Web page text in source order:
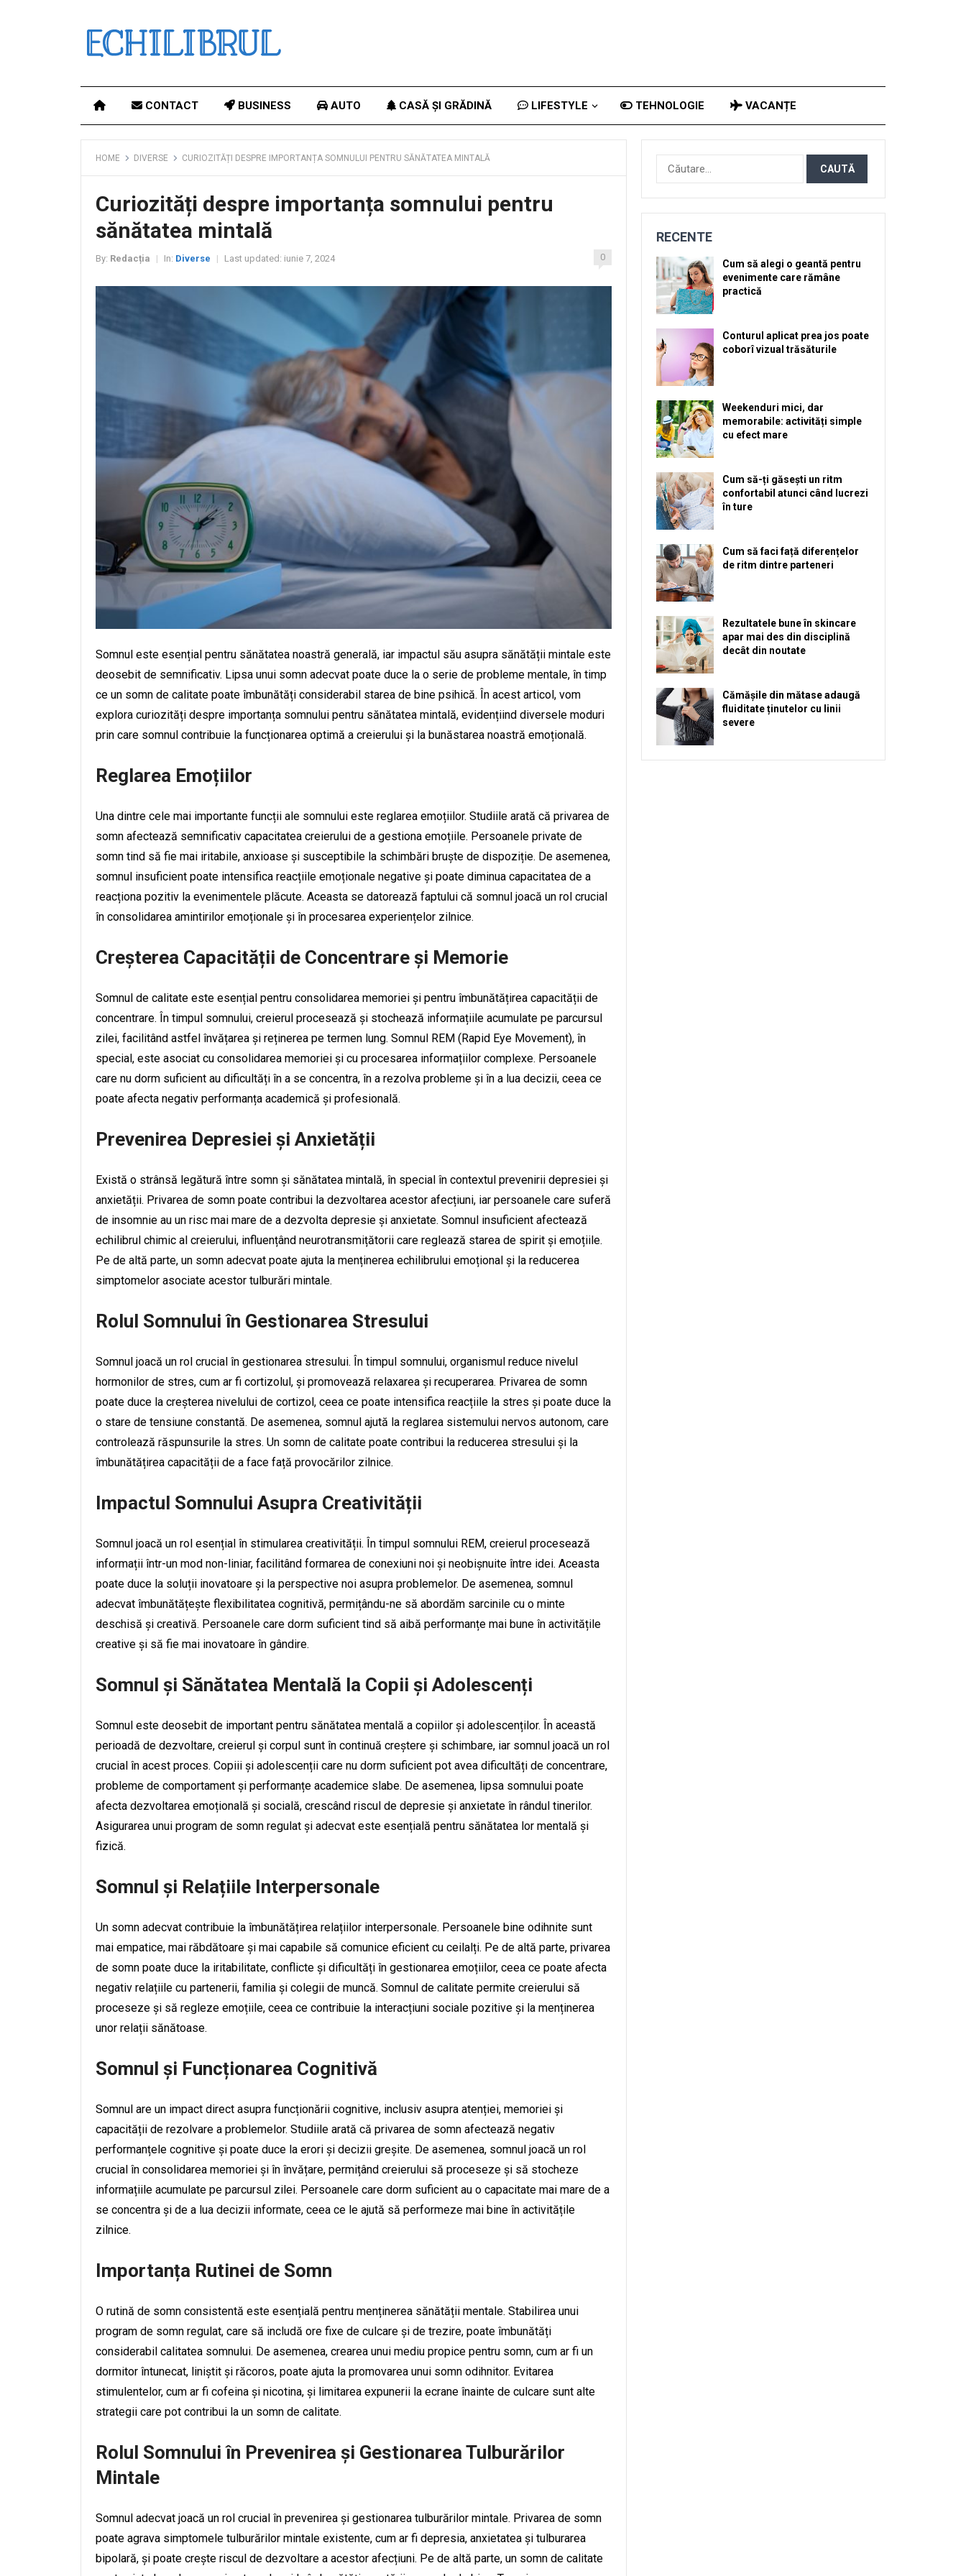
CONTACT BUSINESS AUTO CASĂ ȘI GRĂDINĂ LIFESTYLE TEHNOLOGIE VACANȚE
HOME DIVERSE CURIOZITĂȚI DESPRE IMPORTANȚA SOMNULUI PENTRU SĂNĂTATEA MINTALĂ
Curiozități despre importanța somnului pentru
sănătatea mintală
By: Redacția In: Diverse Last updated: iunie 7, 2024 0
Somnul este esențial pentru sănătatea noastră generală, iar impactul său asupra sănătății mintale este
deosebit de semnificativ. Lipsa unui somn adecvat poate duce la o serie de probleme mentale, în timp
ce un somn de calitate poate îmbunătăți considerabil starea de bine psihică. În acest articol, vom
explora curiozități despre importanța somnului pentru sănătatea mintală, evidențiind diversele moduri
prin care somnul contribuie la funcționarea optimă a creierului și la bunăstarea noastră emoțională.
Reglarea Emoțiilor
Una dintre cele mai importante funcții ale somnului este reglarea emoțiilor. Studiile arată că privarea de
somn afectează semnificativ capacitatea creierului de a gestiona emoțiile. Persoanele private de
somn tind să fie mai iritabile, anxioase și susceptibile la schimbări bruște de dispoziție. De asemenea,
somnul insuficient poate intensifica reacțiile emoționale negative și poate diminua capacitatea de a
reacționa pozitiv la evenimentele plăcute. Aceasta se datorează faptului că somnul joacă un rol crucial
în consolidarea amintirilor emoționale și în procesarea experiențelor zilnice.
Creșterea Capacității de Concentrare și Memorie
Somnul de calitate este esențial pentru consolidarea memoriei și pentru îmbunătățirea capacității de
concentrare. În timpul somnului, creierul procesează și stochează informațiile acumulate pe parcursul
zilei, facilitând astfel învățarea și reținerea pe termen lung. Somnul REM (Rapid Eye Movement), în
special, este asociat cu consolidarea memoriei și cu procesarea informațiilor complexe. Persoanele
care nu dorm suficient au dificultăți în a se concentra, în a rezolva probleme și în a lua decizii, ceea ce
poate afecta negativ performanța academică și profesională.
Prevenirea Depresiei și Anxietății
Există o strânsă legătură între somn și sănătatea mintală, în special în contextul prevenirii depresiei și
anxietății. Privarea de somn poate contribui la dezvoltarea acestor afecțiuni, iar persoanele care suferă
de insomnie au un risc mai mare de a dezvolta depresie și anxietate. Somnul insuficient afectează
echilibrul chimic al creierului, influențând neurotransmițătorii care reglează starea de spirit și emoțiile.
Pe de altă parte, un somn adecvat poate ajuta la menținerea echilibrului emoțional și la reducerea
simptomelor asociate acestor tulburări mintale.
Rolul Somnului în Gestionarea Stresului
Somnul joacă un rol crucial în gestionarea stresului. În timpul somnului, organismul reduce nivelul
hormonilor de stres, cum ar fi cortizolul, și promovează relaxarea și recuperarea. Privarea de somn
poate duce la creșterea nivelului de cortizol, ceea ce poate intensifica reacțiile la stres și poate duce la
o stare de tensiune constantă. De asemenea, somnul ajută la reglarea sistemului nervos autonom, care
controlează răspunsurile la stres. Un somn de calitate poate contribui la reducerea stresului și la
îmbunătățirea capacității de a face față provocărilor zilnice.
Impactul Somnului Asupra Creativității
Somnul joacă un rol esențial în stimularea creativității. În timpul somnului REM, creierul procesează
informații într-un mod non-liniar, facilitând formarea de conexiuni noi și neobișnuite între idei. Aceasta
poate duce la soluții inovatoare și la perspective noi asupra problemelor. De asemenea, somnul
adecvat îmbunătățește flexibilitatea cognitivă, permițându-ne să abordăm sarcinile cu o minte
deschisă și creativă. Persoanele care dorm suficient tind să aibă performanțe mai bune în activitățile
creative și să fie mai inovatoare în gândire.
Somnul și Sănătatea Mentală la Copii și Adolescenți
Somnul este deosebit de important pentru sănătatea mentală a copiilor și adolescenților. În această
perioadă de dezvoltare, creierul și corpul sunt în continuă creștere și schimbare, iar somnul joacă un rol
crucial în acest proces. Copiii și adolescenții care nu dorm suficient pot avea dificultăți de concentrare,
probleme de comportament și performanțe academice slabe. De asemenea, lipsa somnului poate
afecta dezvoltarea emoțională și socială, crescând riscul de depresie și anxietate în rândul tinerilor.
Asigurarea unui program de somn regulat și adecvat este esențială pentru sănătatea lor mentală și
fizică.
Somnul și Relațiile Interpersonale
Un somn adecvat contribuie la îmbunătățirea relațiilor interpersonale. Persoanele bine odihnite sunt
mai empatice, mai răbdătoare și mai capabile să comunice eficient cu ceilalți. Pe de altă parte, privarea
de somn poate duce la iritabilitate, conflicte și dificultăți în gestionarea emoțiilor, ceea ce poate afecta
negativ relațiile cu partenerii, familia și colegii de muncă. Somnul de calitate permite creierului să
proceseze și să regleze emoțiile, ceea ce contribuie la interacțiuni sociale pozitive și la menținerea
unor relații sănătoase.
Somnul și Funcționarea Cognitivă
Somnul are un impact direct asupra funcționării cognitive, inclusiv asupra atenției, memoriei și
capacității de rezolvare a problemelor. Studiile arată că privarea de somn afectează negativ
performanțele cognitive și poate duce la erori și decizii greșite. De asemenea, somnul joacă un rol
crucial în consolidarea memoriei și în învățare, permițând creierului să proceseze și să stocheze
informațiile acumulate pe parcursul zilei. Persoanele care dorm suficient au o capacitate mai mare de a
se concentra și de a lua decizii informate, ceea ce le ajută să performeze mai bine în activitățile
zilnice.
Importanța Rutinei de Somn
O rutină de somn consistentă este esențială pentru menținerea sănătății mentale. Stabilirea unui
program de somn regulat, care să includă ore fixe de culcare și de trezire, poate îmbunătăți
considerabil calitatea somnului. De asemenea, crearea unui mediu propice pentru somn, cum ar fi un
dormitor întunecat, liniștit și răcoros, poate ajuta la promovarea unui somn odihnitor. Evitarea
stimulentelor, cum ar fi cofeina și nicotina, și limitarea expunerii la ecrane înainte de culcare sunt alte
strategii care pot contribui la un somn de calitate.
Rolul Somnului în Prevenirea și Gestionarea Tulburărilor
Mintale
Somnul adecvat joacă un rol crucial în prevenirea și gestionarea tulburărilor mintale. Privarea de somn
poate agrava simptomele tulburărilor mintale existente, cum ar fi depresia, anxietatea și tulburarea
bipolară, și poate crește riscul de dezvoltare a acestor afecțiuni. Pe de altă parte, un somn de calitate
Caută
după:
RECENTE
Cum să alegi o geantă pentru
evenimente care rămâne
practică
Conturul aplicat prea jos poate
coborî vizual trăsăturile
Weekenduri mici, dar
memorabile: activități simple
cu efect mare
Cum să-ți găsești un ritm
confortabil atunci când lucrezi
în ture
Cum să faci față diferențelor
de ritm dintre parteneri
Rezultatele bune în skincare
apar mai des din disciplină
decât din noutate
Cămășile din mătase adaugă
fluiditate ținutelor cu linii
severe